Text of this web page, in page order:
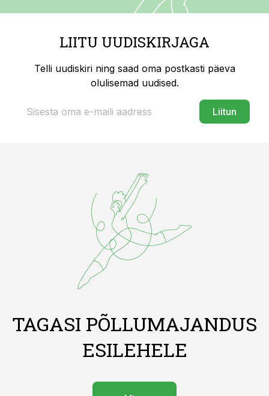
LIITU UUDISKIRJAGA
Telli uudiskiri ning saad oma postkasti päeva
olulisemad uudised.
Liitun
TAGASI PÕLLUMAJANDUS
ESILEHELE